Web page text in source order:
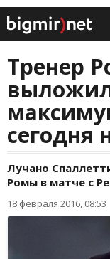
Тренер
сегодня
Лучано
Ромы в матче с
18 февраля 2016, 08:53